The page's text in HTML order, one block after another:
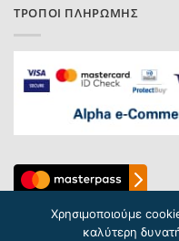
ΤΡΌΠΟΙ ΠΛΗΡΩΜΉΣ
Χρησιμοποιούμε
καλύτερη